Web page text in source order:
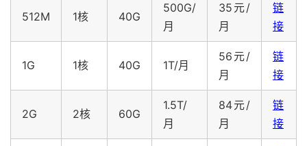
512M 1核 40G
500G/
月
35元/
月
链
接
1G 1核 40G 1T/月
56元/
月
链
接
2G 2核 60G
1.5T/
月
84元/
月
链
接